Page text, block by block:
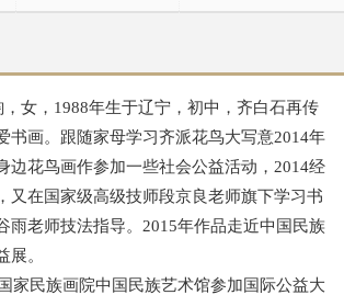
女，1988年生于辽宁，初中，齐白石再传
书画。跟随家母学习齐派花鸟大写意2014年
边花鸟画作参加一些社会公益活动，2014经
又在国家级高级技师段京良老师旗下学习书
雨老师技法指导。2015年作品走近中国民族
展。
家民族画院中国民族艺术馆参加国际公益大